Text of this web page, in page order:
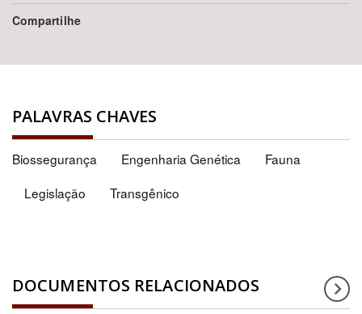
Compartilhe
PALAVRAS CHAVES
Biossegurança Engenharia Genética
Fauna
Legislação
Transgênico
DOCUMENTOS RELACIONADOS